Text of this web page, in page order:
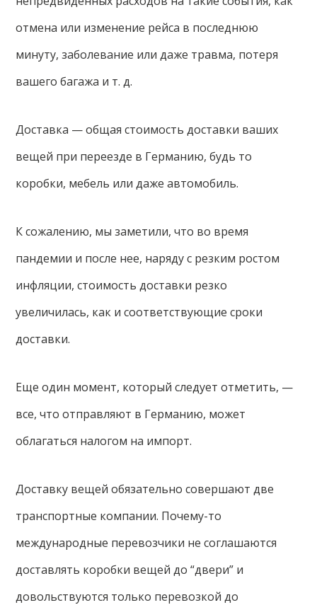
отмена или изменение рейса в последнюю
минуту, заболевание или даже травма, потеря
вашего багажа и т. д.
Доставка — общая стоимость доставки ваших
вещей при переезде в Германию, будь то
коробки, мебель или даже автомобиль.
К сожалению, мы заметили, что во время
пандемии и после нее, наряду с резким ростом
инфляции, стоимость доставки резко
увеличилась, как и соответствующие сроки
доставки.
Еще один момент, который следует отметить, —
все, что отправляют в Германию, может
облагаться налогом на импорт.
Доставку вещей обязательно совершают две
транспортные компании. Почему-то
международные перевозчики не соглашаются
доставлять коробки вещей до “двери” и
довольствуются только перевозкой до